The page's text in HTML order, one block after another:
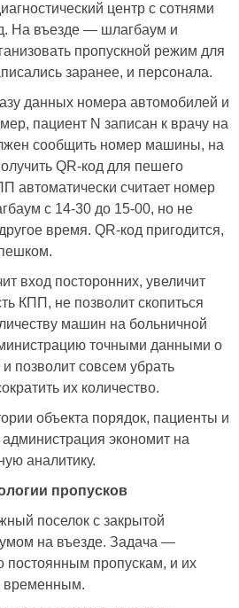
центр с сотнями
На въезде — шлагбаум и
пропускной режим для
заранее, и персонала.
данных номера автомобилей и
пациент N записан к врачу на
сообщить номер машины, на
QR-код для пешего
автоматически считает номер
с 14-30 до 15-00, но не
время. QR-код пригодится,
вход посторонних, увеличит
КПП, не позволит скопиться
машин на больничной
точными данными о
позволит совсем убрать
их количество.
объекта порядок, пациенты и
экономит на
аналитику.
пропусков
поселок с закрытой
на въезде. Задача —
постоянным пропускам, и их
временным.